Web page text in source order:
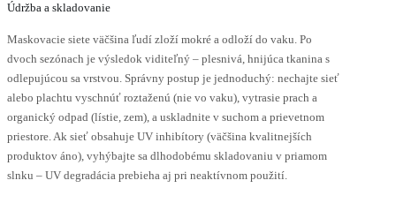
Údržba a skladovanie
Maskovacie siete väčšina ľudí zloží mokré a odloží do vaku. Po
dvoch sezónach je výsledok viditeľný – plesnivá, hnijúca tkanina s
odlepujúcou sa vrstvou. Správny postup je jednoduchý: nechajte sieť
alebo plachtu vyschnúť roztaženú (nie vo vaku), vytrasie prach a
organický odpad (lístie, zem), a uskladnite v suchom a prievetnom
priestore. Ak sieť obsahuje UV inhibítory (väčšina kvalitnejších
produktov áno), vyhýbajte sa dlhodobému skladovaniu v priamom
slnku – UV degradácia prebieha aj pri neaktívnom použití.